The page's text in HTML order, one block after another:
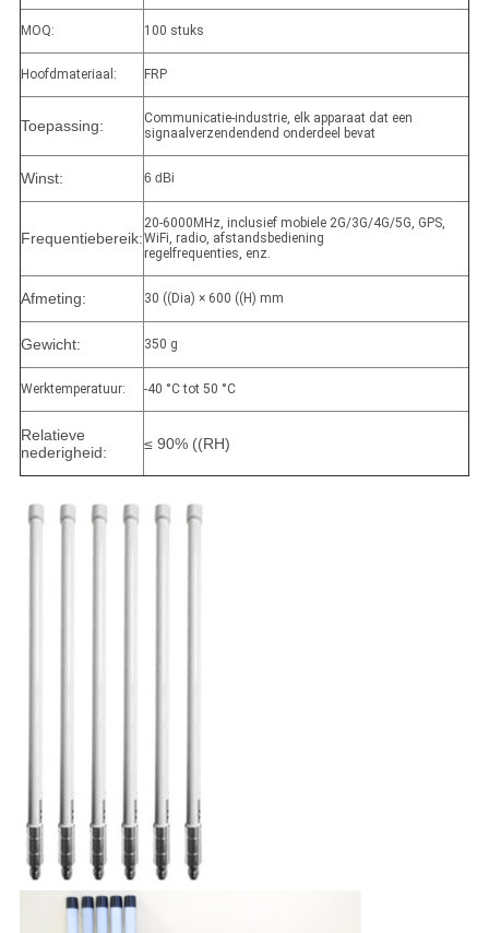
MOQ: 100 stuks
Hoofdmateriaal: FRP
Toepassing:
Communicatie-industrie, elk apparaat dat een
signaalverzendendend onderdeel bevat
Winst: 6 dBi
Frequentiebereik:
20-6000MHz, inclusief mobiele 2G/3G/4G/5G, GPS,
WiFi, radio, afstandsbediening
regelfrequenties, enz.
Afmeting: 30 ((Dia) × 600 ((H) mm
Gewicht: 350 g
Werktemperatuur: -40 °C tot 50 °C
Relatieve
nederigheid:
≤ 90% ((RH)